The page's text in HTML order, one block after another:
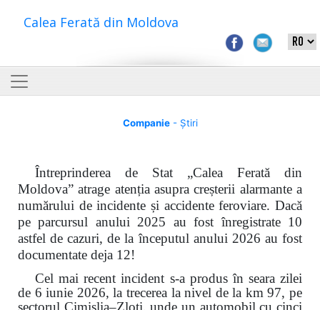
Calea Ferată din Moldova
Companie- Știri
Întreprinderea de Stat „Calea Ferată din
Moldova” atrage atenția asupra creșterii alarmante a
numărului de incidente și accidente feroviare. Dacă
pe parcursul anului 2025 au fost înregistrate 10
astfel de cazuri, de la începutul anului 2026 au fost
documentate deja 12!
Cel mai recent incident s-a produs în seara zilei
de 6 iunie 2026, la trecerea la nivel de la km 97, pe
sectorul Cimișlia–Zloți, unde un automobil cu cinci